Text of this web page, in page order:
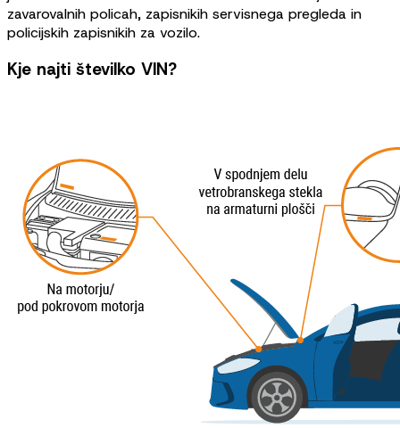
zavarovalnih policah, zapisnikih servisnega pregleda in
policijskih zapisnikih za vozilo.
Kje najti številko VIN?